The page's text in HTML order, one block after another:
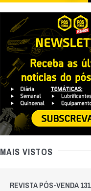
MAIS VISTOS
REVISTA PÓS-VENDA 131